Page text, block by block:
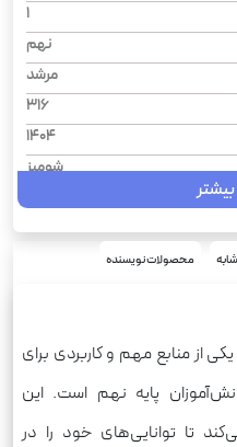
1
نهم
مرشد
316
1404
شومیز
رحلی
محصولات نویسنده
از منابع مهم و کاربردی برای
پایه نهم است. این
تا توانایی‌های خود را در